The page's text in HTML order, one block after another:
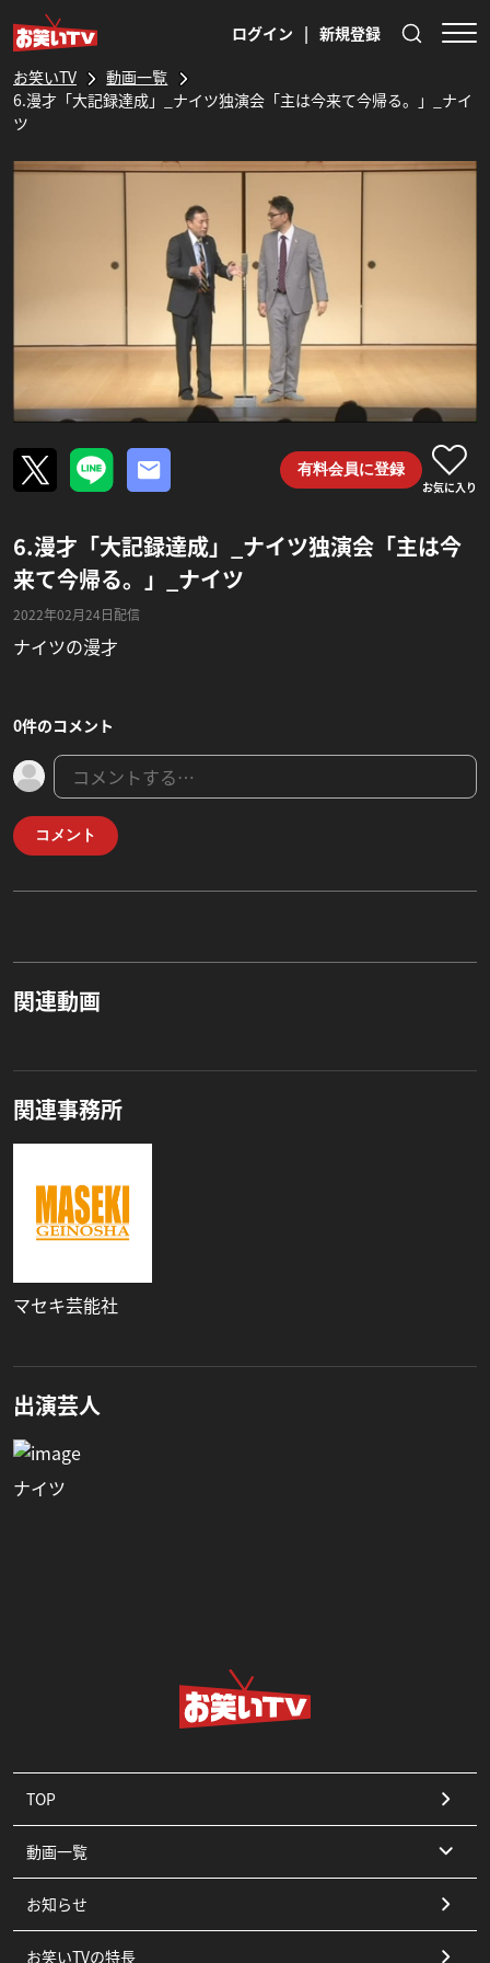
ログイン | 新規登録
お笑いTV
動画一覧
6.漫才「大記録達成」_ナイツ独演会「主は今来て今帰る。」_ナイ
ツ
有料会員に登録
お気に入り
6.漫才「大記録達成」_ナイツ独演会「主は今
来て今帰る。」_ナイツ
2022年02月24日配信
ナイツの漫才
0件のコメント
コメント
関連動画
関連事務所
マセキ芸能社
出演芸人
ナイツ
TOP
動画一覧
コント
漫才
お知らせ
お笑いTVの特長